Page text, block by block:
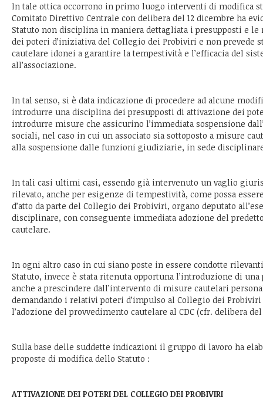
In tale ottica occorrono in primo luogo interventi di modifica
Comitato Direttivo Centrale con delibera del 12 dicembre ha
Statuto non disciplina in maniera dettagliata i presupposti e
dei poteri d’iniziativa del Collegio dei Probiviri e non prevede
cautelare idonei a garantire la tempestività e l’efficacia del
all’associazione.
In tal senso, si è data indicazione di procedere ad alcune
introdurre una disciplina dei presupposti di attivazione dei
introdurre misure che assicurino l’immediata sospensione
sociali, nel caso in cui un associato sia sottoposto a misure
alla sospensione dalle funzioni giudiziarie, in sede
In tali casi ultimi casi, essendo già intervenuto un vaglio
rilevato, anche per esigenze di tempestività, come possa
d’atto da parte del Collegio dei Probiviri, organo deputato
disciplinare, con conseguente immediata adozione del
cautelare.
In ogni altro caso in cui siano poste in essere condotte
Statuto, invece è stata ritenuta opportuna l’introduzione di una
anche a prescindere dall’intervento di misure cautelari
demandando i relativi poteri d’impulso al Collegio dei
l’adozione del provvedimento cautelare al CDC (cfr. delibera del
Sulla base delle suddette indicazioni il gruppo di lavoro ha
proposte di modifica dello Statuto :
ATTIVAZIONE DEI POTERI DEL COLLEGIO DEI PROBIVIRI